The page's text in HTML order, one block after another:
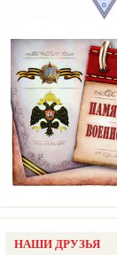
НАШИ ДРУЗЬЯ